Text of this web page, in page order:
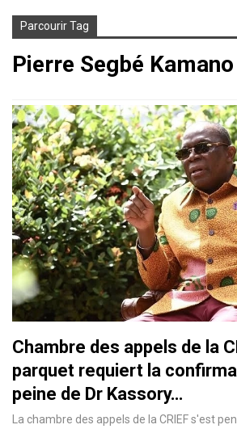
Parcourir Tag
Pierre Segbé Kamano
Chambre des appels de la
parquet requiert la
peine de Dr Kassory…
La chambre des appels de la CRIEF s'est